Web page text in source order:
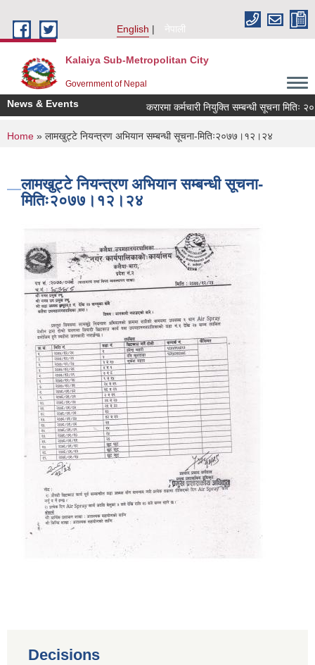
English
नेपाली
Kalaiya Sub-Metropolitan City
Government of Nepal
News & Events करारमा कर्मचारी नियुक्ति सम्बन्धी सूचना मितिः
You are here
Home » लामखुट्टे नियन्त्रण अभियान सम्बन्धी सूचना-मितिः२०७७।१२।२४
लामखुट्टे नियन्त्रण अभियान सम्बन्धी सूचना-
मितिः२०७७।१२।२४
Decisions